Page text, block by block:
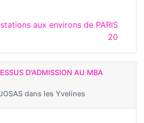
aux environs de PARIS
20
D'ADMISSION AU MBA
dans les Yvelines